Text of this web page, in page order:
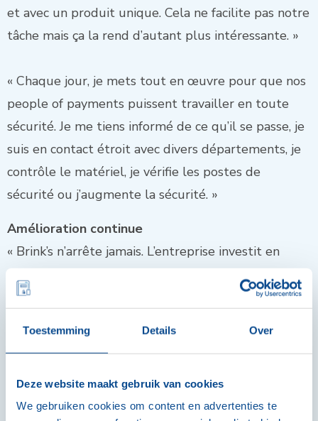
Toestemming Details Over
Deze website maakt gebruik van cookies
We gebruiken cookies om content en advertenties te
et avec un produit unique. Cela ne facilite pas notre
tâche mais ça la rend d’autant plus intéressante. »
« Chaque jour, je mets tout en œuvre pour que nos
people of payments puissent travailler en toute
sécurité. Je me tiens informé de ce qu’il se passe, je
suis en contact étroit avec divers départements, je
contrôle le matériel, je vérifie les postes de
sécurité ou j’augmente la sécurité. »
Amélioration continue
« Brink’s n’arrête jamais. L’entreprise investit en
continu dans notre sécurité. Notre monde et nos
habitudes de paiement évoluent rapidement. En
faut suivre les évolutions. Voilà pourquoi je remets
idée, Brink’s est à l’écoute. L’ouverture d’esprit et la
réflexion démocratique se reflètent dans les divers